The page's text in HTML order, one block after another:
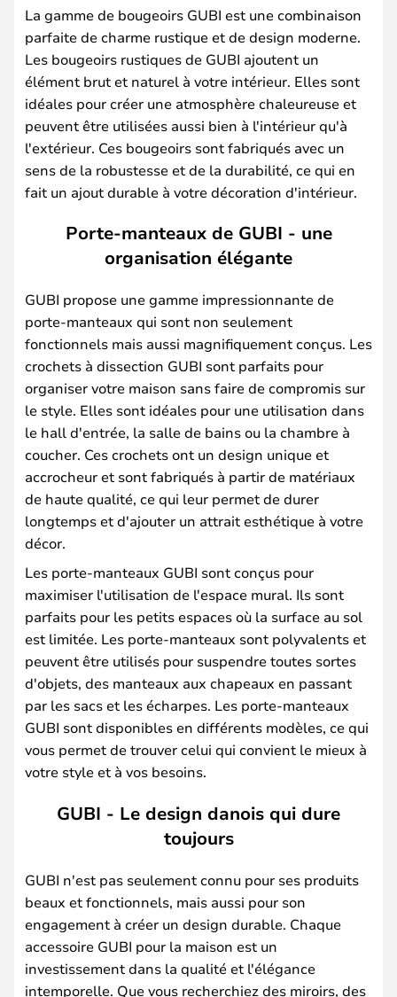
La gamme de bougeoirs GUBI est une combinaison
parfaite de charme rustique et de design moderne.
Les bougeoirs rustiques de GUBI ajoutent un
élément brut et naturel à votre intérieur. Elles sont
idéales pour créer une atmosphère chaleureuse et
peuvent être utilisées aussi bien à l'intérieur qu'à
l'extérieur. Ces bougeoirs sont fabriqués avec un
sens de la robustesse et de la durabilité, ce qui en
fait un ajout durable à votre décoration d'intérieur.
Porte-manteaux de GUBI - une
organisation élégante
GUBI propose une gamme impressionnante de
porte-manteaux qui sont non seulement
fonctionnels mais aussi magnifiquement conçus. Les
crochets à dissection GUBI sont parfaits pour
organiser votre maison sans faire de compromis sur
le style. Elles sont idéales pour une utilisation dans
le hall d'entrée, la salle de bains ou la chambre à
coucher. Ces crochets ont un design unique et
accrocheur et sont fabriqués à partir de matériaux
de haute qualité, ce qui leur permet de durer
longtemps et d'ajouter un attrait esthétique à votre
décor.
Les porte-manteaux GUBI sont conçus pour
maximiser l'utilisation de l'espace mural. Ils sont
parfaits pour les petits espaces où la surface au sol
est limitée. Les porte-manteaux sont polyvalents et
peuvent être utilisés pour suspendre toutes sortes
d'objets, des manteaux aux chapeaux en passant
par les sacs et les écharpes. Les porte-manteaux
GUBI sont disponibles en différents modèles, ce qui
vous permet de trouver celui qui convient le mieux à
votre style et à vos besoins.
GUBI - Le design danois qui dure
toujours
GUBI n'est pas seulement connu pour ses produits
beaux et fonctionnels, mais aussi pour son
engagement à créer un design durable. Chaque
accessoire GUBI pour la maison est un
investissement dans la qualité et l'élégance
intemporelle. Que vous recherchiez des miroirs, des